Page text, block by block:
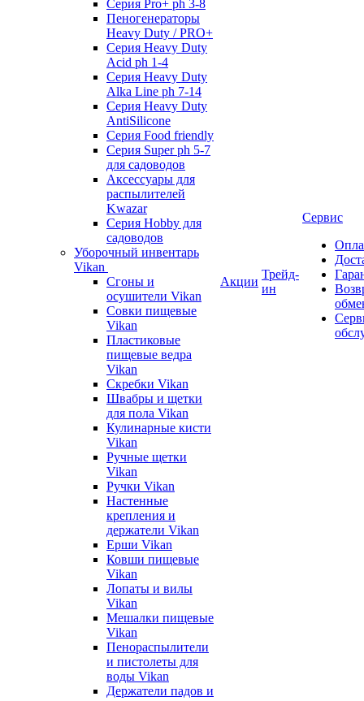
Серия Pro+ ph 3-8
Пеногенераторы
Heavy Duty / PRO+
Серия Heavy Duty
Acid ph 1-4
Серия Heavy Duty
Alka Line ph 7-14
Серия Heavy Duty
AntiSilicone
Серия Food friendly
Серия Super ph 5-7
для садоводов
Аксессуары для
распылителей
Kwazar
Серия Hobby для
садоводов
Уборочный инвентарь
Vikan
Сгоны и
осушители Vikan
Совки пищевые
Vikan
Пластиковые
пищевые ведра
Vikan
Скребки Vikan
Швабры и щетки
для пола Vikan
Кулинарные кисти
Vikan
Ручные щетки
Vikan
Ручки Vikan
Настенные
крепления и
держатели Vikan
Ерши Vikan
Ковши пищевые
Vikan
Лопаты и вилы
Vikan
Мешалки пищевые
Vikan
Пенораспылители
и пистолеты для
воды Vikan
Держатели падов и
Акции
Трейд-
ин
Сервис